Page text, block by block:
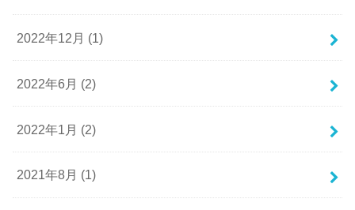
2022年12月 (1)
2022年6月 (2)
2022年1月 (2)
2021年8月 (1)